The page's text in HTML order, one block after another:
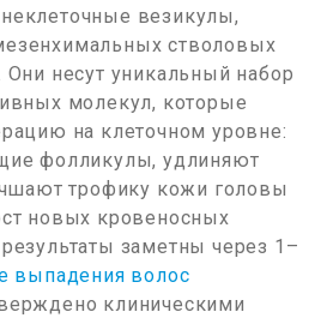
везикулы,
стволовых
несут уникальный набор
молекул, которые
на клеточном уровне:
фолликулы, удлиняют
трофику кожи головы
новых кровеносных
заметны через 1–
выпадения волос
клиническими